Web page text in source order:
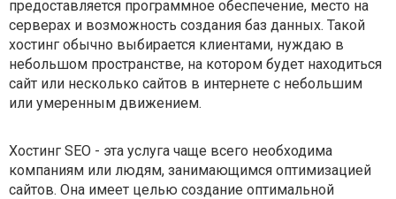
предоставляется программное обеспечение, место на
серверах и возможность создания баз данных. Такой
хостинг обычно выбирается клиентами, нуждаю в
небольшом пространстве, на котором будет находиться
сайт или несколько сайтов в интернете с небольшим
или умеренным движением.
Хостинг SEO - эта услуга чаще всего необходима
компаниям или людям, занимающимся оптимизацией
сайтов. Она имеет целью создание оптимальной